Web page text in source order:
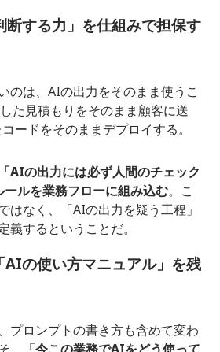
する力」を仕組みで担保す
のは、AIの出力をそのまま使うこ
た見積もりをそのまま顧客に送
ードをそのままデプロイする。
「AIの出力には必ず人間のチェック
ルを業務フローに組み込む。こ
はなく、「AIの出力を疑う工程」
義するということだ。
AIの使い方マニュアル」を残
プロンプトの書き方も含めて変わ